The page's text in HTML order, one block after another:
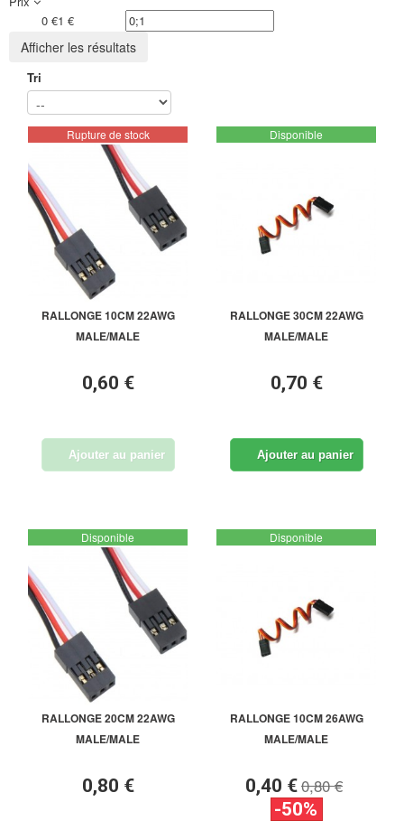
0 €1 €
Afficher les résultats
Tri
Rupture de stock
RALLONGE 10CM 22AWG
MALE/MALE
0,60 €
Ajouter au panier
Disponible
RALLONGE 30CM 22AWG
MALE/MALE
0,70 €
Ajouter au panier
Disponible
RALLONGE 20CM 22AWG
MALE/MALE
0,80 €
Disponible
RALLONGE 10CM 26AWG
MALE/MALE
0,40 €0,80 €
-50%